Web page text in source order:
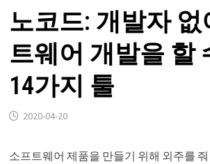
노코드: 개발자 없
트웨어 개발을 할
14가지 툴
2020-04-20
소프트웨어 제품을 만들기 위해 외주를